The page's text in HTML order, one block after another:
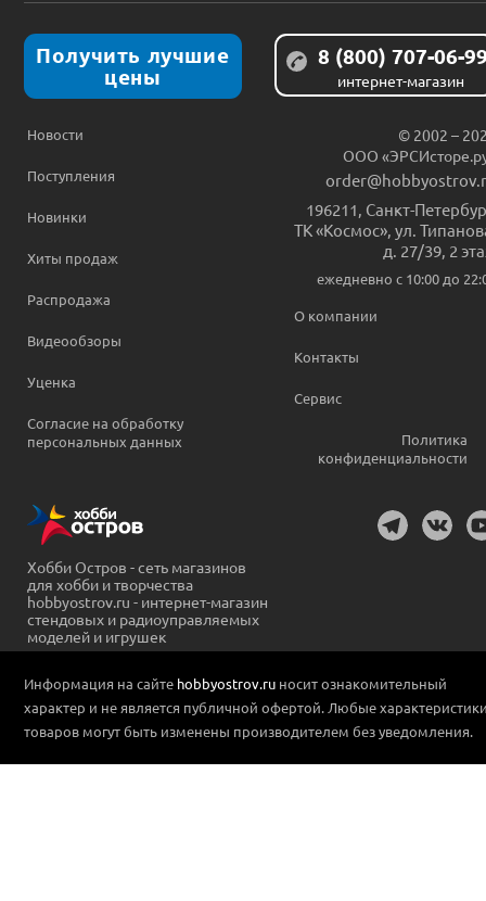
Получить лучшие
цены
8 (800) 707-06-
интернет-магазин
Новости
Поступления
Новинки
Хиты продаж
Распродажа
Видеообзоры
Уценка
Согласие на обработку
персональных данных
© 2002 –
ООО
196211 Санкт-
ТК «Космос», ул.
д. 27/39, 2
ежедневно c 10:00 до
О компании
Контакты
Сервис
Политика
конфиденциальности
Хобби Остров - сеть магазинов
для хобби и творчества
hobbyostrov.ru - интернет-магазин
стендовых и радиоуправляемых
моделей и игрушек
Информация на сайте hobbyostrov.ru носит ознакомительный
характер и не является публичной офертой. Любые
товаров могут быть изменены производителем без уведомления.